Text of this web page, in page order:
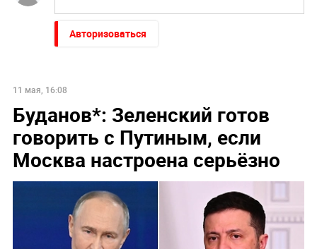
Авторизоваться
11 мая, 16:08
Буданов*: Зеленский готов
говорить с Путиным, если
Москва настроена серьёзно